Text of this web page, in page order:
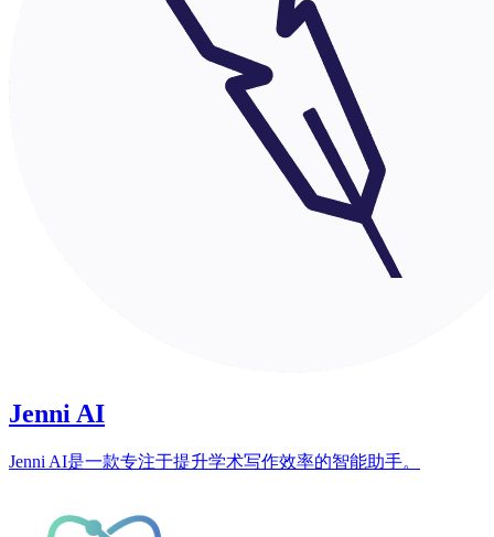
Jenni AI
Jenni AI是一款专注于提升学术写作效率的智能助手。